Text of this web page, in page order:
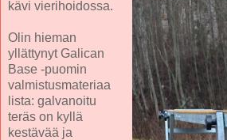
kävi vierihoidossa.
Olin hieman
yllättynyt Galican
Base -puomin
valmistusmateriaa
lista: galvanoitu
teräs on kyllä
kestävää ja